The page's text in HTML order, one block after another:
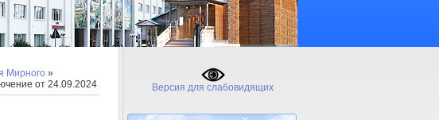
Мирного »
от 24.09.2024 Версия для слабовидящих